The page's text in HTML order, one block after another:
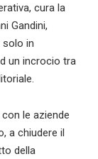
cura la
Gandini,
solo in
un incrocio tra
le aziende
a chiudere il
della